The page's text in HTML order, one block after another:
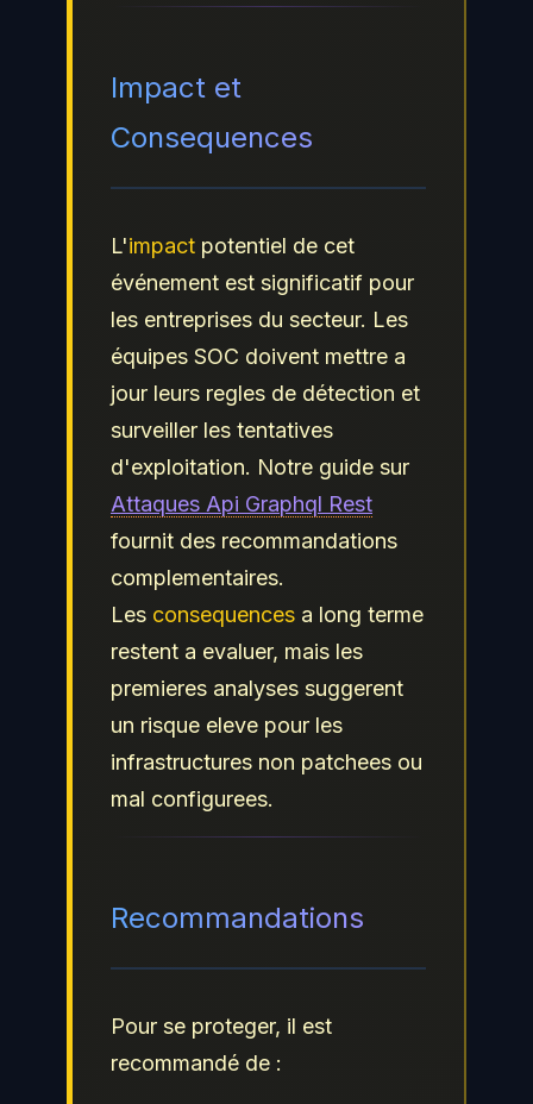
Impact et
Consequences
L'impact potentiel de cet
événement est significatif pour
les entreprises du secteur. Les
équipes SOC doivent mettre a
jour leurs regles de détection et
surveiller les tentatives
d'exploitation. Notre guide sur
Attaques Api Graphql Rest
fournit des recommandations
complementaires.
Les consequences a long terme
restent a evaluer, mais les
premieres analyses suggerent
un risque eleve pour les
infrastructures non patchees ou
mal configurees.
Recommandations
Pour se proteger, il est
recommandé de :